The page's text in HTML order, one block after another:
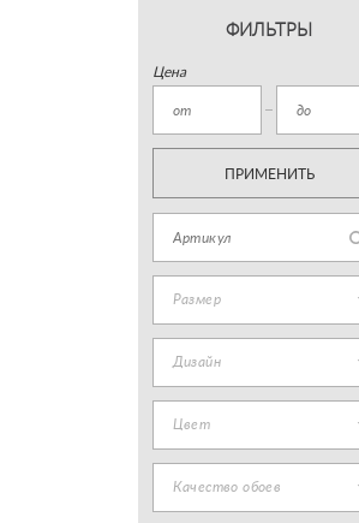
ФИЛЬТРЫ
Цена
ПРИМЕНИТЬ
Размер
Дизайн
Цвет
Качество обоев